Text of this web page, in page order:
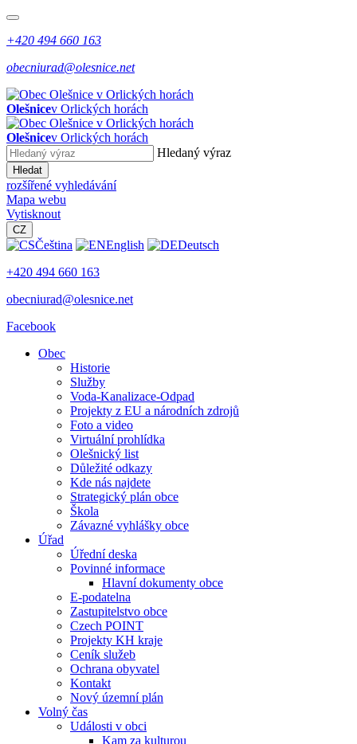
+420 494 660 163
obecniurad@olesnice.net
Olešnicev Orlických horách
Olešnicev Orlických horách
Hledaný výraz
Hledat
rozšířené vyhledávání
Mapa webu
Vytisknout
CZ
Čeština English
Deutsch
+420 494 660 163
obecniurad@olesnice.net
Facebook
Obec
Historie
Služby
Voda-Kanalizace-Odpad
Projekty z EU a národních zdrojů
Foto a video
Virtuální prohlídka
Olešnický list
Důležité odkazy
Kde nás najdete
Strategický plán obce
Škola
Závazné vyhlášky obce
Úřad
Úřední deska
Povinné informace
Hlavní dokumenty obce
E-podatelna
Zastupitelstvo obce
Czech POINT
Projekty KH kraje
Ceník služeb
Ochrana obyvatel
Kontakt
Nový územní plán
Volný čas
Události v obci
Kam za kulturou